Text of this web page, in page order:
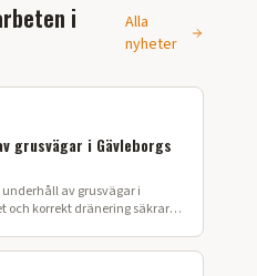
i
Alla
nyheter
grusvägar i Gävleborgs
underhåll av grusvägar i
och korrekt dränering säkrar